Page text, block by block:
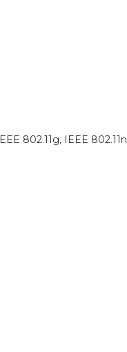
802.11g, IEEE 802.11n